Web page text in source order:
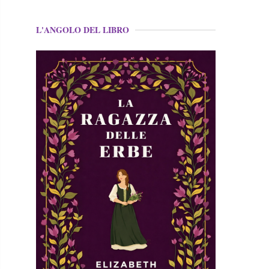
L'ANGOLO DEL LIBRO